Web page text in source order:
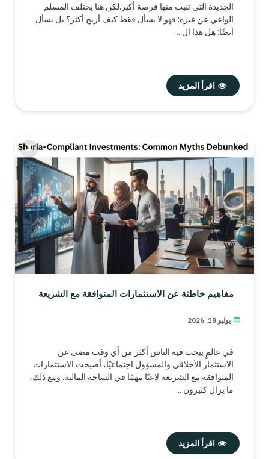
الجديدة التي تنبت منها فرصة أكبر.لكن هنا يختلف المسلم
الواعي عن غيره: فهو لا يسأل فقط كيف أربح أكثر؟ بل يسأل
أيضًا: هل هذا ال...
اقرأ المزيد
مفاهيم خاطئة عن الاستثمارات المتوافقة مع الشريعة
يوليو 18, 2026
في عالمٍ يبحث فيه الناس أكثر من أي وقت مضى عن
الاستثمار الأخلاقي والمسؤول اجتماعيًا، أصبحت الاستثمارات
المتوافقة مع الشريعة لاعبًا مهمًا في الساحة المالية. ومع ذلك،
ما يزال كثيرون ...
اقرأ المزيد